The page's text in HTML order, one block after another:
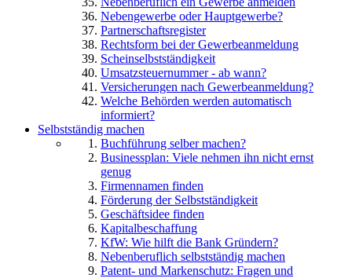
Nebengewerbe oder Hauptgewerbe?
Partnerschaftsregister
Rechtsform bei der Gewerbeanmeldung
Scheinselbstständigkeit
Umsatzsteuernummer - ab wann?
Versicherungen nach Gewerbeanmeldung?
Welche Behörden werden automatisch
informiert?
Selbstständig machen
Buchführung selber machen?
Businessplan: Viele nehmen ihn nicht ernst
genug
Firmennamen finden
Förderung der Selbstständigkeit
Geschäftsidee finden
Kapitalbeschaffung
KfW: Wie hilft die Bank Gründern?
Nebenberuflich selbstständig machen
Patent- und Markenschutz: Fragen und